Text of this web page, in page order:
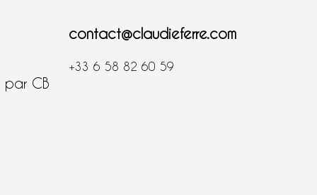
par CB
contact@claudieferre.com
+33 6 58 82 60 59